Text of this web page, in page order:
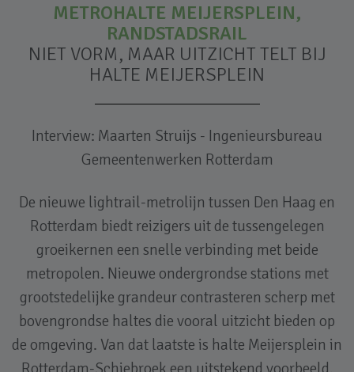
METROHALTE MEIJERSPLEIN,
RANDSTADSRAIL
NIET VORM, MAAR UITZICHT TELT BIJ
HALTE MEIJERSPLEIN
Interview: Maarten Struijs - Ingenieursbureau
Gemeentenwerken Rotterdam
De nieuwe lightrail-metrolijn tussen Den Haag en
Rotterdam biedt reizigers uit de tussengelegen
groeikernen een snelle verbinding met beide
metropolen. Nieuwe ondergrondse stations met
grootstedelijke grandeur contrasteren scherp met
bovengrondse haltes die vooral uitzicht bieden op
de omgeving. Van dat laatste is halte Meijersplein in